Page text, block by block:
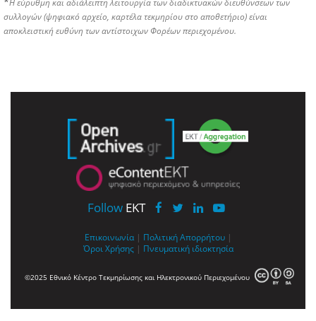
συλλογών (ψηφιακό αρχείο, καρτέλα τεκμηρίου στο αποθετήριο) είναι
αποκλειστική ευθύνη των αντίστοιχων Φορέων περιεχομένου.
Follow EKT
Επικοινωνία | Πολιτική Απορρήτου |
Όροι Χρήσης | Πνευματική ιδιοκτησία
©2025 Εθνικό Κέντρο Τεκμηρίωσης και Ηλεκτρονικού Περιεχομένου